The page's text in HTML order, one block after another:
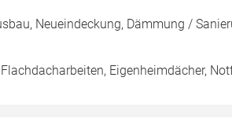
Neueindeckung, Dämmung /
Eigenheimdächer,